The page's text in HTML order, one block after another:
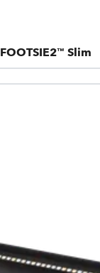
FOOTSIE2™ Slim